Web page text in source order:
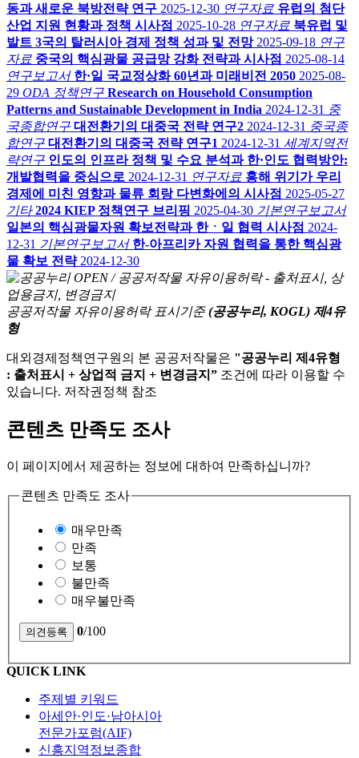
동과 새로운 북방전략 연구 2025-12-30 연구자료 유럽의 첨단
산업 지원 현황과 정책 시사점 2025-10-28 연구자료 북유럽 및
발트 3국의 탈러시아 경제 정책 성과 및 전망 2025-09-18 연구
자료 중국의 핵심광물 공급망 강화 전략과 시사점 2025-08-14
연구보고서 한·일 국교정상화 60년과 미래비전 2050 2025-08-
29 ODA 정책연구 Research on Household Consumption
Patterns and Sustainable Development in India 2024-12-31 중
국종합연구 대전환기의 대중국 전략 연구2 2024-12-31 중국종
합연구 대전환기의 대중국 전략 연구1 2024-12-31 세계지역전
략연구 인도의 인프라 정책 및 수요 분석과 한·인도 협력방안:
개발협력을 중심으로 2024-12-31 연구자료 홍해 위기가 우리
경제에 미친 영향과 물류 회랑 다변화에의 시사점 2025-05-27
기타 2024 KIEP 정책연구 브리핑 2025-04-30 기본연구보고서
일본의 핵심광물자원 확보전략과 한ㆍ일 협력 시사점 2024-
12-31 기본연구보고서 한-아프리카 자원 협력을 통한 핵심광
물 확보 전략 2024-12-30
공공저작물 자유이용허락 표시기준 (공공누리, KOGL) 제4유
형
대외경제정책연구원의 본 공공저작물은 "공공누리 제4유형
: 출처표시 + 상업적 금지 + 변경금지” 조건에 따라 이용할 수
있습니다. 저작권정책 참조
콘텐츠 만족도 조사
이 페이지에서 제공하는 정보에 대하여 만족하십니까?
콘텐츠 만족도 조사
매우만족
만족
보통
불만족
매우불만족
0/100
QUICK LINK
주제별 키워드
아세안·인도·남아시아
전문가포럼(AIF)
신흥지역정보종합